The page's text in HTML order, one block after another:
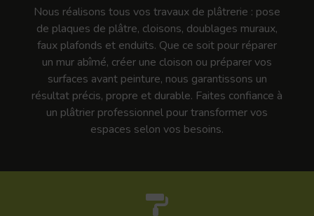
Nous réalisons tous vos travaux de plâtrerie : pose
de plaques de plâtre, cloisons, doublages muraux,
faux plafonds et enduits. Que ce soit pour réparer
un mur abîmé, créer une cloison ou préparer vos
surfaces avant peinture, nous garantissons un
résultat précis, propre et durable. Faites confiance à
un plâtrier professionnel pour transformer vos
espaces selon vos besoins.